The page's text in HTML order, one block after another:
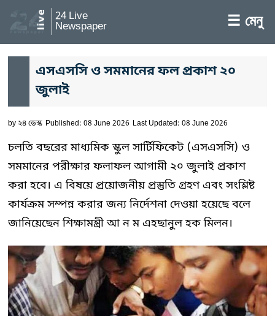
24 Live
Newspaper ☰ মেনু
এসএসসি ও সমমানের ফল প্রকাশ ২০
জুলাই
by২৪ ডেস্ক Published: 08 June 2026 Last Updated: 08 June 2026
চলতি বছরের মাধ্যমিক স্কুল সার্টিফিকেট (এসএসসি) ও
সমমানের পরীক্ষার ফলাফল আগামী ২০ জুলাই প্রকাশ
করা হবে। এ বিষয়ে প্রয়োজনীয় প্রস্তুতি গ্রহণ এবং সংশ্লিষ্ট
কার্যক্রম সম্পন্ন করার জন্য নির্দেশনা দেওয়া হয়েছে বলে
জানিয়েছেন শিক্ষামন্ত্রী আ ন ম এহছানুল হক মিলন।